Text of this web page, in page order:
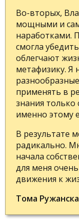
Во-вторых,
мощными и
наработками.
смогла
облегчают
метафизику. Я
применять в
знания только
именно этому
В результате
радикально.
начала
для меня
движения к
Тома